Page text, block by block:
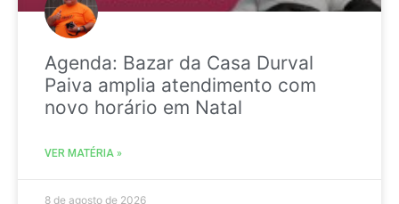
Agenda: Bazar da Casa Durval
Paiva amplia atendimento com
novo horário em Natal
VER MATÉRIA »
8 de agosto de 2026